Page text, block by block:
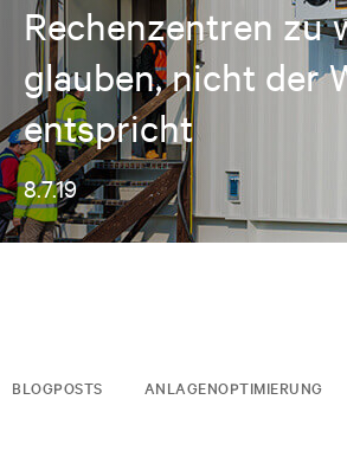
Rechenzentren zu
glauben, nicht der
entspricht
8.7.19
BLOGPOSTS ANLAGENOPTIMIERUNG